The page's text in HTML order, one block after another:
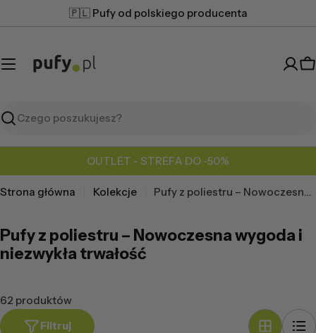
do
🇵🇱 Pufy od polskiego producenta
Szukaj
OUTLET - STREFA DO -50%
Strona główna Kolekcje Pufy z poliestru – Nowoczesna wygoda i niezwykła trwałość
Pufy z poliestru – Nowoczesna wygoda i
niezwykła trwałość
62 produktów
Filtruj